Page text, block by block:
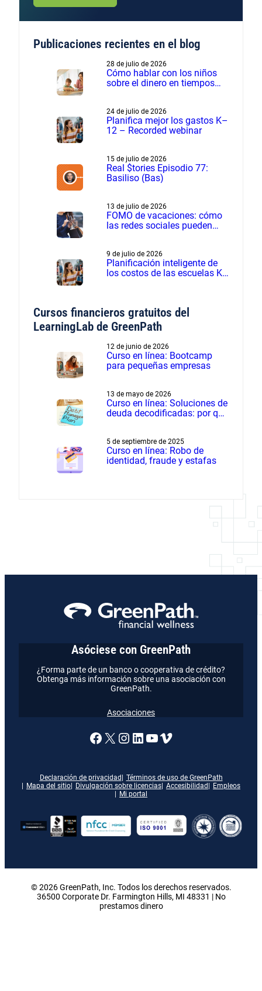
Publicaciones recientes en el blog
28 de julio de 2026
Cómo hablar con los niños
sobre el dinero en tiempos
24 de julio de 2026
Planifica mejor los gastos K–
12 – Recorded webinar
15 de julio de 2026
Real $tories Episodio 77:
Basiliso (Bas)
13 de julio de 2026
FOMO de vacaciones: cómo
las redes sociales pueden
9 de julio de 2026
Planificación inteligente de
los costos de las escuelas K-
Cursos financieros gratuitos del
LearningLab de GreenPath
12 de junio de 2026
Curso en línea: Bootcamp
para pequeñas empresas
13 de mayo de 2026
Curso en línea: Soluciones de
deuda decodificadas: por qué
5 de septiembre de 2025
Curso en línea: Robo de
identidad, fraude y estafas
Declaración de privacidad
Términos de uso de GreenPath
Mapa del sitio
Divulgación sobre licencias Accesibilidad
Empleos
Mi portal
Enlace a nuestra página de
X Enlace a nuestra
Enlace a nuestra
Enlace a nuestra
Vimeo
Asóciese con GreenPath
¿Forma parte de un banco o cooperativa de crédito?
Obtenga más información sobre una asociación con
GreenPath.
Asociaciones
© 2026 GreenPath, Inc. Todos los derechos reservados.
36500 Corporate Dr. Farmington Hills, MI 48331 | No
prestamos dinero